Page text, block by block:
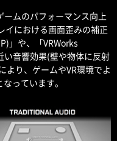
ムのパフォーマンス向上
イにおける画面歪みの補正
」や、「VRWorks
い音響効果(壁や物体に反射
より、ゲームやVR環境でよ
っています。